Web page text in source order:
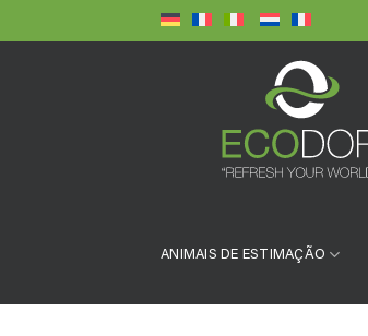
to
ANIMAIS DE ESTIMAÇÃO